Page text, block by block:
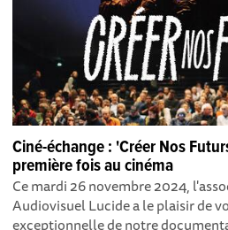
Ciné-échange : 'Créer Nos
première fois au cinéma
Ce mardi 26 novembre 2024,
Audiovisuel Lucide a le plaisir de
exceptionnelle de notre